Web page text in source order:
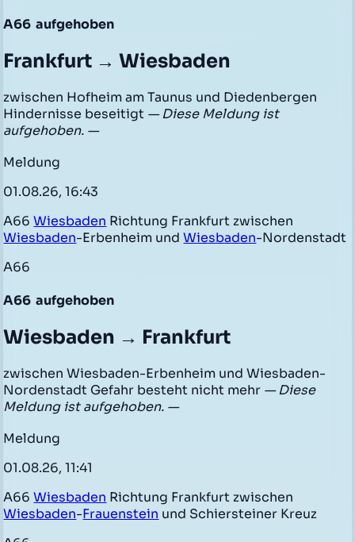
A66 aufgehoben
Frankfurt → Wiesbaden
zwischen Hofheim am Taunus und Diedenbergen
Hindernisse beseitigt — Diese Meldung ist
aufgehoben. —
Meldung
01.08.26, 16:43
A66Wiesbaden Richtung Frankfurt zwischen
Wiesbaden-Erbenheim undWiesbaden-Nordenstadt
A66
A66 aufgehoben
Wiesbaden → Frankfurt
zwischen Wiesbaden-Erbenheim und Wiesbaden-
Nordenstadt Gefahr besteht nicht mehr — Diese
Meldung ist aufgehoben. —
Meldung
01.08.26, 11:41
A66Wiesbaden Richtung Frankfurt zwischen
Wiesbaden-Frauenstein und Schiersteiner Kreuz